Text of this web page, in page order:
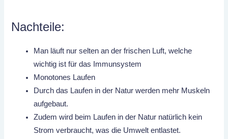
Nachteile:
Man läuft nur selten an der frischen Luft, welche
wichtig ist für das Immunsystem
Monotones Laufen
Durch das Laufen in der Natur werden mehr Muskeln
aufgebaut.
Zudem wird beim Laufen in der Natur natürlich kein
Strom verbraucht, was die Umwelt entlastet.